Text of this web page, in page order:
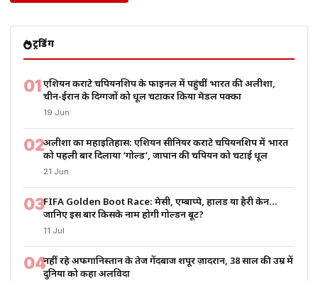
ट्रेंडिंग
01एशियन कराटे चैंपियनशिप के फाइनल में पहुंचीं भारत की अलीशा,
चीन-ईरान के दिग्गजों को धूल चटाकर किया मेडल पक्का
19 Jun
02अलीशा का महाइतिहास: एशियन सीनियर कराटे चैंपियनशिप में भारत
को पहली बार दिलाया ‘गोल्ड’, जापान की चैंपियन को चटाई धूल
21 Jun
03FIFA Golden Boot Race: मेसी, एम्बाप्पे, हालैंड या हैरी केन…
जानिए इस बार किसके नाम होगी गोल्डन बूट?
11 Jul
04नहीं रहे अफगानिस्तान के तेज गेंदबाज शपूर ज़ादरान, 38 साल की उम्र में
दुनिया को कहा अलविदा